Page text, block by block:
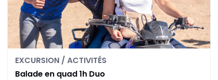
EXCURSION / ACTIVITÉS
Balade en quad 1h Duo